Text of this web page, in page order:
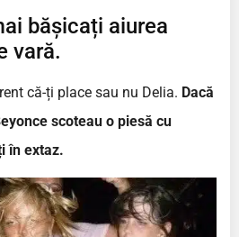
bășicați aiurea
vară.
că-ți place sau nu Delia. Dacă
scoteau o piesă cu
în extaz.